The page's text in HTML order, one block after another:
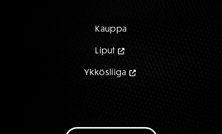
Kauppa
Liput
Ykkösliiga